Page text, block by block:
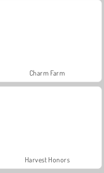
Charm Farm
Harvest Honors